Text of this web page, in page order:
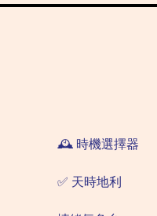
🕰️ 時機選擇器
✅ 天時地利